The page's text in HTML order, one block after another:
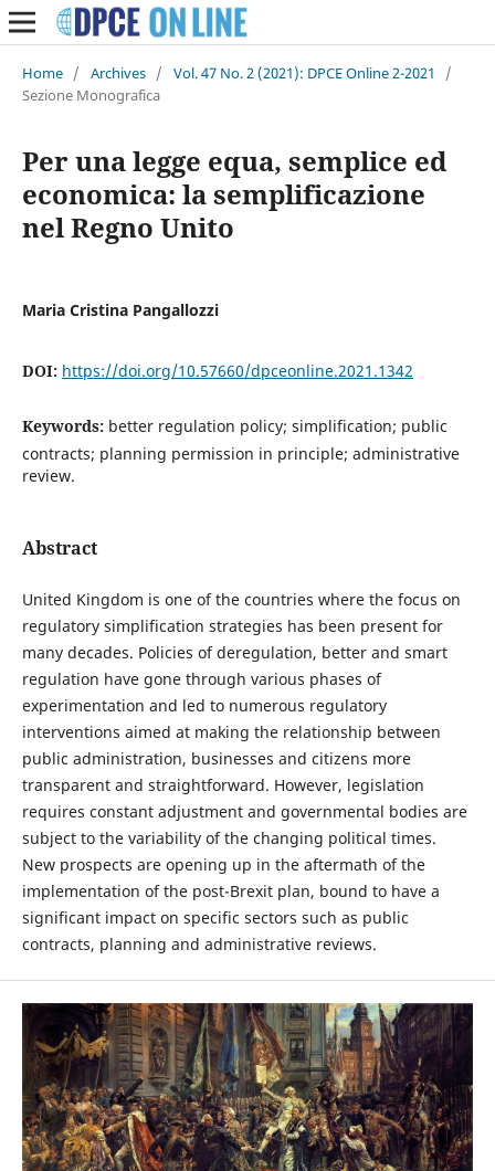
Home / Archives / Vol. 47 No. 2 (2021): DPCE Online 2-2021
/
Sezione Monografica
Per una legge equa, semplice ed
economica: la semplificazione
nel Regno Unito
Maria Cristina Pangallozzi
DOI: https://doi.org/10.57660/dpceonline.2021.1342
Keywords: better regulation policy; simplification; public
contracts; planning permission in principle; administrative
review.
Abstract
United Kingdom is one of the countries where the focus on
regulatory simplification strategies has been present for
many decades. Policies of deregulation, better and smart
regulation have gone through various phases of
experimentation and led to numerous regulatory
interventions aimed at making the relationship between
public administration, businesses and citizens more
transparent and straightforward. However, legislation
requires constant adjustment and governmental bodies are
subject to the variability of the changing political times.
New prospects are opening up in the aftermath of the
implementation of the post-Brexit plan, bound to have a
significant impact on specific sectors such as public
contracts, planning and administrative reviews.